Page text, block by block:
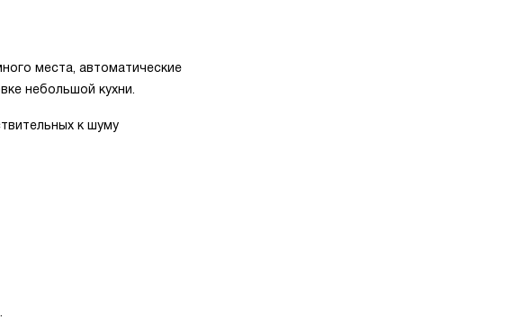
места, автоматические
небольшой кухни.
к шуму